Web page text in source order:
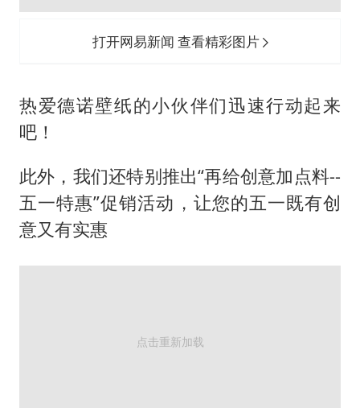
打开网易新闻 查看精彩图片
热爱德诺壁纸的小伙伴们迅速行动起来
吧！
此外，我们还特别推出“再给创意加点料--
五一特惠”促销活动，让您的五一既有创
意又有实惠